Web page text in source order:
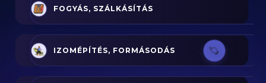
FOGYÁS, SZÁLKÁSÍTÁS
IZOMÉPÍTÉS, FORMÁSODÁS